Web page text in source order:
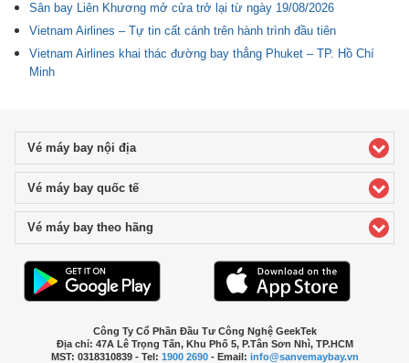
Sân bay Liên Khương mở cửa trở lại từ ngày 19/08/2026
Vietnam Airlines – Tự tin cất cánh trên hành trình đầu tiên
Vietnam Airlines khai thác đường bay thẳng Phuket – TP. Hồ Chí
Minh
Vé máy bay nội địaclick to expand contents
Vé máy bay quốc tếclick to expand contents
Vé máy bay theo hãng
Công Ty Cổ Phần Đầu Tư Công Nghệ GeekTek
Địa chỉ: 47A Lê Trọng Tấn, Khu Phố 5, P.Tân Sơn Nhì, TP.HCM
MST: 0318310839 - Tel: 1900 2690- Email: info@sanvemaybay.vn